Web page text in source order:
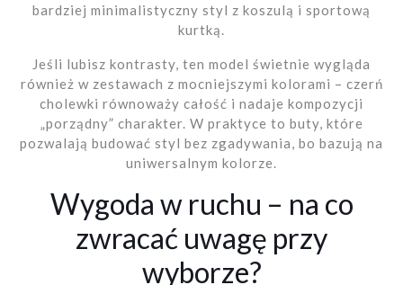
bardziej minimalistyczny styl z koszulą i sportową
kurtką.
Jeśli lubisz kontrasty, ten model świetnie wygląda
również w zestawach z mocniejszymi kolorami – czerń
cholewki równoważy całość i nadaje kompozycji
„porządny” charakter. W praktyce to buty, które
pozwalają budować styl bez zgadywania, bo bazują na
uniwersalnym kolorze.
Wygoda w ruchu – na co
zwracać uwagę przy
wyborze?